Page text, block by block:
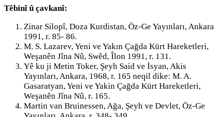
Têbinî û çavkanî:
Zinar Silopî, Doza Kurdistan, Öz-Ge Yayınları, Ankara
1991, r. 85- 86.
M. S. Lazarev, Yeni ve Yakın Çağda Kürt Hareketleri,
Weşanên Jîna Nû, Swêd, Îlon 1991, r. 131.
Yê ku ji Metin Toker, Şeyh Said ve İsyan, Akis
Yayınları, Ankara, 1968, r. 165 neqil dike: M. A.
Gasaratyan, Yeni ve Yakin Çağda Kürt Hareketleri,
Weşanên Jîna Nû, r. 165.
Martin van Bruinessen, Ağa, Şeyh ve Devlet, Öz-Ge